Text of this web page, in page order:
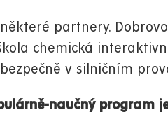
partnery.
chemická
v silničním
naučný program je